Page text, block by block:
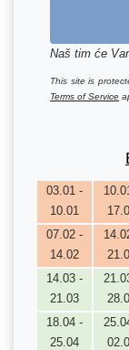
Naš tim će
This site is
Terms of Service
03.01 -
10.01
07.02 -
14.02
14.03 -
21.03
18.04 -
25.04